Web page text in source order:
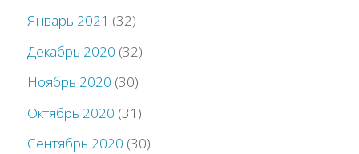
Январь 2021 (32)
Декабрь 2020 (32)
Ноябрь 2020 (30)
Октябрь 2020 (31)
Сентябрь 2020 (30)